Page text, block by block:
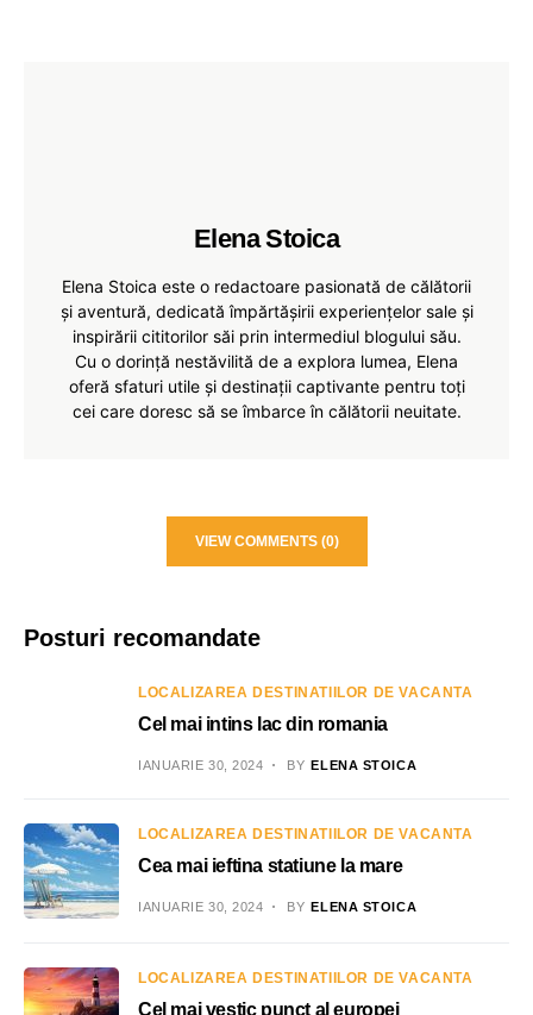
Elena Stoica
Elena Stoica este o redactoare pasionată de călătorii
și aventură, dedicată împărtășirii experiențelor sale și
inspirării cititorilor săi prin intermediul blogului său.
Cu o dorință nestăvilită de a explora lumea, Elena
oferă sfaturi utile și destinații captivante pentru toți
cei care doresc să se îmbarce în călătorii neuitate.
VIEW COMMENTS (0)
Posturi recomandate
LOCALIZAREA DESTINATIILOR DE VACANTA
Cel mai intins lac din romania
IANUARIE 30, 2024 BY ELENA STOICA
LOCALIZAREA DESTINATIILOR DE VACANTA
Cea mai ieftina statiune la mare
IANUARIE 30, 2024 BY ELENA STOICA
LOCALIZAREA DESTINATIILOR DE VACANTA
Cel mai vestic punct al europei